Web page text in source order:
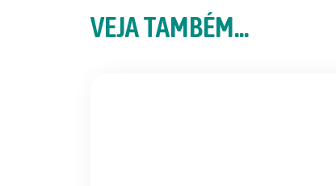
VEJA TAMBÉM...